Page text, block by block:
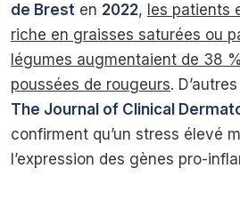
de Brest en 2022, les patients
riche en graisses saturées ou
légumes augmentaient de 38
poussées de rougeurs.
The Journal of Clinical
confirment qu’un stress élevé
l’expression des gènes pro-